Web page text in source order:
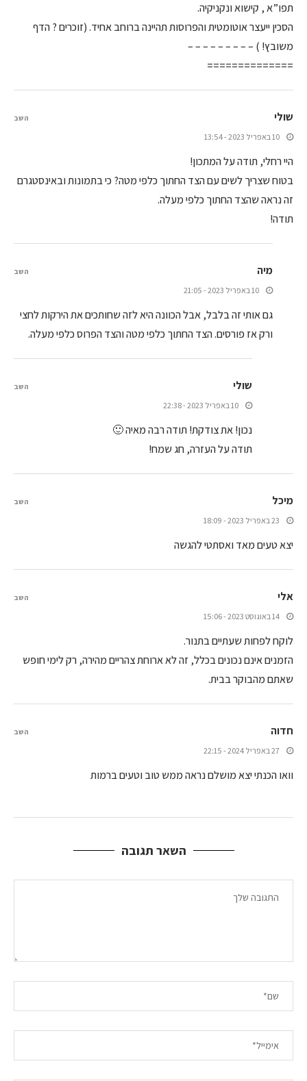
תפו”א , קישוא ונקניקיה.
הסכין ייעצר אוטומטית והפרוסות תהיינה ברוחב אחיד. (זוכרים ? הדף
משובץ! ) – – – – – – – – –
==============
שולי
10 באפריל 2023 - 13:54
היי רחלי, תודה על המתכון!
בטוח שצריך לשים עם הצד החתוך כלפי מטה? כי בתמונות ובאינסטגרם
זה נראה שהצד החתוך כלפי מעלה.
תודה!
השב
מיה
10 באפריל 2023 - 21:05
גם אותי זה בלבל, אבל הכוונה היא לזה שחותכים את הירקות לחצי
ורק אז פורסים. הצד החתוך כלפי מטה והצד הפרוס כלפי מעלה.
השב
שולי
10 באפריל 2023 - 22:38
נכון! את צודקת! תודה רבה מאיה 🙂
תודה על העזרה, חג שמח!
השב
מיכל
23 באפריל 2023 - 18:09
יצא טעים מאד ואסתטי להגשה
השב
אלי
14 באוגוסט 2023 - 15:06
לוקח לפחות שעתיים בתנור.
הזמנים אינם נכונים בכלל, זה לא ארוחת צהריים מהירה, רק לימי חופש
שאתם מהבוקר בבית.
השב
חדוה
27 באפריל 2024 - 22:15
וואו הכנתי יצא מושלם נראה ממש טוב וטעים ברמות
השב
השאר תגובה